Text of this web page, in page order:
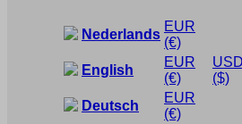
Nederlands
EUR
(€)
English
EUR
(€)
USD
($)
Deutsch
EUR
(€)